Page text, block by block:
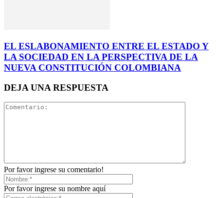
EL ESLABONAMIENTO ENTRE EL ESTADO Y
LA SOCIEDAD EN LA PERSPECTIVA DE LA
NUEVA CONSTITUCIÓN COLOMBIANA
DEJA UNA RESPUESTA
Por favor ingrese su comentario!
Por favor ingrese su nombre aquí